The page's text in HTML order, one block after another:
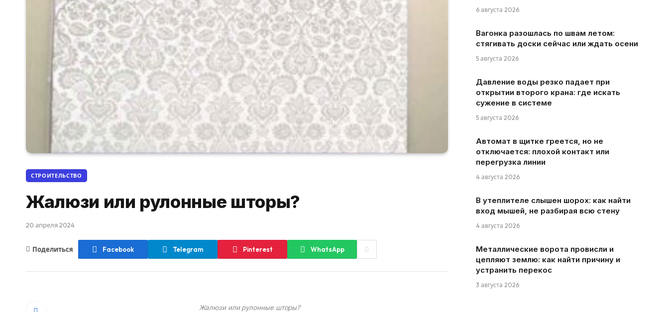
СТРОИТЕЛЬСТВО
Жалюзи или рулонные шторы?
20 апреля 2024
Поделиться Facebook Telegram Pinterest WhatsApp
Жалюзи или рулонные шторы?
6 августа 2026
Вагонка разошлась по швам летом:
стягивать доски сейчас или ждать осени
5 августа 2026
Давление воды резко падает при
открытии второго крана: где искать
сужение в системе
5 августа 2026
Автомат в щитке греется, но не
отключается: плохой контакт или
перегрузка линии
4 августа 2026
В утеплителе слышен шорох: как найти
вход мышей, не разбирая всю стену
4 августа 2026
Металлические ворота провисли и
цепляют землю: как найти причину и
устранить перекос
3 августа 2026